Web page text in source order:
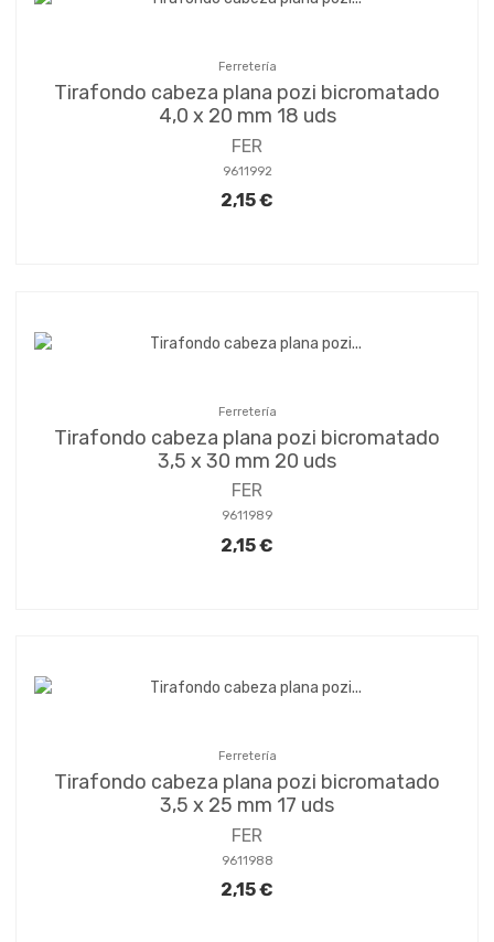
Ferretería
Tirafondo cabeza plana pozi bicromatado
4,0 x 20 mm 18 uds
FER
9611992
2,15 €
Ferretería
Tirafondo cabeza plana pozi bicromatado
3,5 x 30 mm 20 uds
FER
9611989
2,15 €
Ferretería
Tirafondo cabeza plana pozi bicromatado
3,5 x 25 mm 17 uds
FER
9611988
2,15 €